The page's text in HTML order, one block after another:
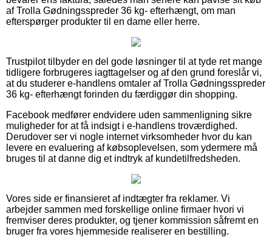
af Trolla Gødningsspreder 36 kg- efterhængt, om man
efterspørger produkter til en dame eller herre.
Trustpilot tilbyder en del gode løsninger til at tyde ret mange
tidligere forbrugeres iagttagelser og af den grund foreslår vi,
at du studerer e-handlens omtaler af Trolla Gødningsspreder
36 kg- efterhængt forinden du færdiggør din shopping.
Facebook medfører endvidere uden sammenligning sikre
muligheder for at få indsigt i e-handlens troværdighed.
Derudover ser vi nogle internet virksomheder hvor du kan
levere en evaluering af købsoplevelsen, som ydermere må
bruges til at danne dig et indtryk af kundetilfredsheden.
Vores side er finansieret af indtægter fra reklamer. Vi
arbejder sammen med forskellige online firmaer hvori vi
fremviser deres produkter, og tjener kommission såfremt en
bruger fra vores hjemmeside realiserer en bestilling.